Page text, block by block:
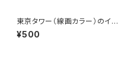
東京タワー（線画カラー）のイラ
スト
¥500